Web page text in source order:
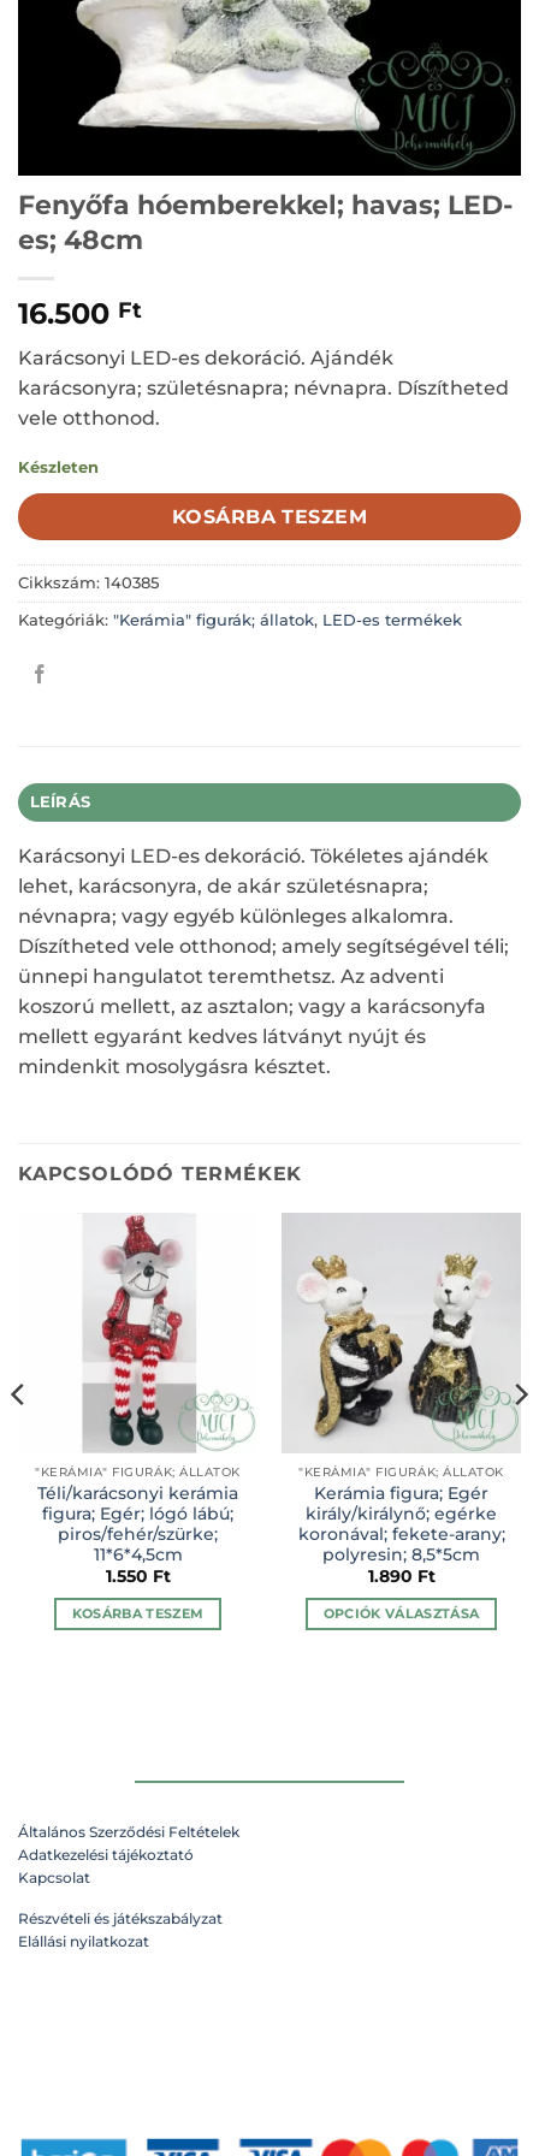
Fenyőfa hóemberekkel; havas; LED-
es; 48cm
16.500 Ft
Karácsonyi LED-es dekoráció. Ajándék
karácsonyra; születésnapra; névnapra. Díszítheted
vele otthonod.
Készleten
KOSÁRBA TESZEM
Cikkszám: 140385
Kategóriák: "Kerámia" figurák; állatok, LED-es termékek
LEÍRÁS
Karácsonyi LED-es dekoráció. Tökéletes ajándék
lehet, karácsonyra, de akár születésnapra;
névnapra; vagy egyéb különleges alkalomra.
Díszítheted vele otthonod; amely segítségével téli;
ünnepi hangulatot teremthetsz. Az adventi
koszorú mellett, az asztalon; vagy a karácsonyfa
mellett egyaránt kedves látványt nyújt és
mindenkit mosolygásra késztet.
KAPCSOLÓDÓ TERMÉKEK
"KERÁMIA" FIGURÁK; ÁLLATOK
Téli/karácsonyi kerámia
figura; Egér; lógó lábú;
piros/fehér/szürke;
11*6*4,5cm
1.550 Ft
KOSÁRBA TESZEM
"KERÁMIA" FIGURÁK; ÁLLATOK
Kerámia figura; Egér
király/királynő; egérke
koronával; fekete-arany;
polyresin; 8,5*5cm
1.890 Ft
OPCIÓK VÁLASZTÁSA
Általános Szerződési Feltételek
Adatkezelési tájékoztató
Kapcsolat
Részvételi és játékszabályzat
Elállási nyilatkozat